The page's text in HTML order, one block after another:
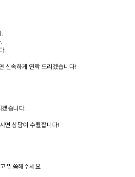
.
신속하게 연락 드리겠습니다!
습니다.
면 상담이 수월합니다!
말씀해주세요